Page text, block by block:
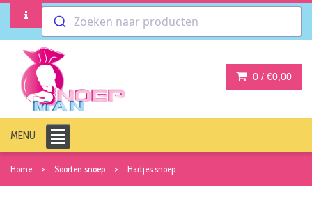
Zoeken naar producten
0 / €0,00
MENU
Home Soorten snoep Hartjes snoep